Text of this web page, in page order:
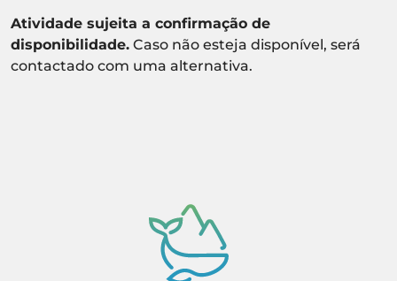
Atividade sujeita a confirmação de
disponibilidade. Caso não esteja disponível, será
contactado com uma alternativa.